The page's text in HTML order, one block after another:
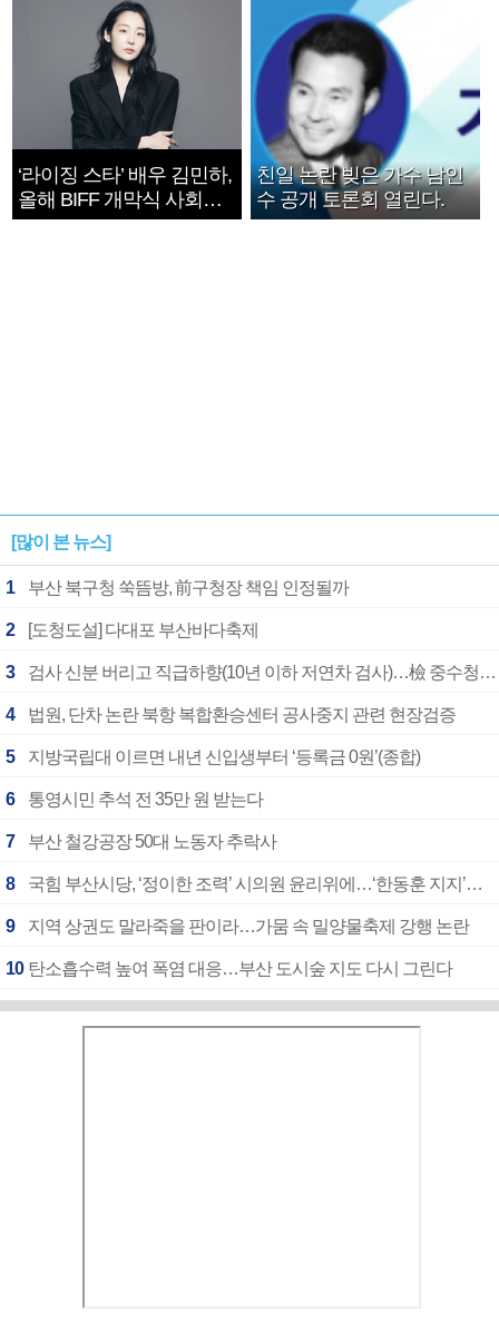
‘라이징 스타’ 배우 김민하,
올해 BIFF 개막식 사회자
확정
친일 논란 빚은 가수 남인
수 공개 토론회 열린다.
[많이 본 뉴스]
1 부산 북구청 쑥뜸방, 前구청장 책임 인정될까
2 [도청도설] 다대포 부산바다축제
3 검사 신분 버리고 직급하향(10년 이하 저연차 검사)…檢 중수청행 기피
4 법원, 단차 논란 북항 복합환승센터 공사중지 관련 현장검증
5 지방국립대 이르면 내년 신입생부터 ‘등록금 0원’(종합)
6 통영시민 추석 전 35만 원 받는다
7 부산 철강공장 50대 노동자 추락사
8 국힘 부산시당, ‘정이한 조력’ 시의원 윤리위에…‘한동훈 지지’도 신고접수
9 지역 상권도 말라죽을 판이라…가뭄 속 밀양물축제 강행 논란
10 탄소흡수력 높여 폭염 대응…부산 도시숲 지도 다시 그린다